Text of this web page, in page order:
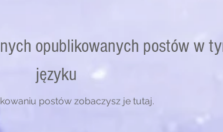
opublikowanych postów w
języku
postów zobaczysz je tutaj.